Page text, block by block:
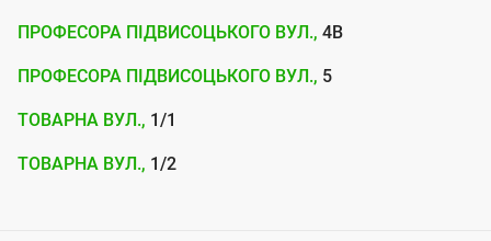
і
ї
U
t
ПРОФЕСОРА ПІДВИСОЦЬКОГО ВУЛ., 4В
ПРОФЕСОРА ПІДВИСОЦЬКОГО ВУЛ., 5
ТОВАРНА ВУЛ., 1/1
ТОВАРНА ВУЛ., 1/2